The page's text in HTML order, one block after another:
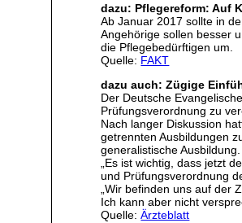
dazu: Pflegereform: Auf
Ab Januar 2017 sollte in
Angehörige sollen besser
die Pflegebedürftigen um.
Quelle: FAKT
dazu auch: Zügige
Der Deutsche
Prüfungsverordnung zu
Nach langer Diskussion
getrennten Ausbildungen
generalistische
„Es ist wichtig, dass jetzt
und Prüfungsverordnung
„Wir befinden uns auf der
Ich kann aber nicht
Quelle:Ärzteblatt